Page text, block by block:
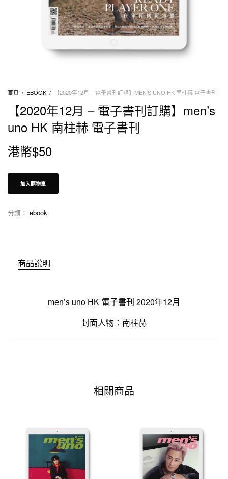
首頁 / EBOOK / 【2020年12月 – 電子書刊訂購】MEN’S UNO HK 南柱赫 電子書刊
【2020年12月 – 電子書刊訂購】men’s
uno HK 南柱赫 電子書刊
港幣$50
加入購物車
分類： ebook
商品說明
men’s uno HK 電子書刊 2020年12月
封面人物：南柱赫
相關商品